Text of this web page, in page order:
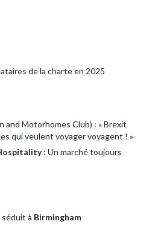
de la charte en 2025
and Motorhomes Club) : « Brexit
qui veulent voyager voyagent ! »
: Un marché toujours
à Birmingham